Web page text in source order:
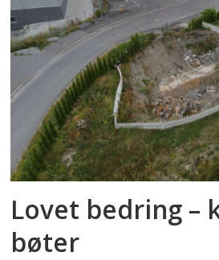
Lovet bedring –
bøter